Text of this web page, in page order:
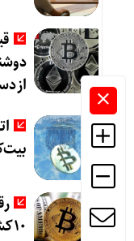
از
۱۰ کشور برتر کدامند؟